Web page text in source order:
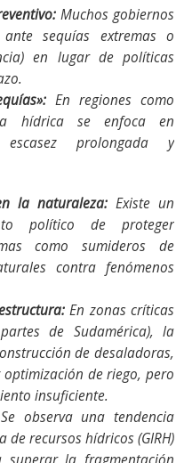
Muchos gobiernos
sequías extremas o
en lugar de políticas
En regiones como
hídrica se enfoca en
prolongada y
la naturaleza: Existe un
político de proteger
como sumideros de
contra fenómenos
En zonas críticas
de Sudamérica), la
de desaladoras,
de riego, pero
insuficiente.
Se observa una tendencia
recursos hídricos (GIRH)